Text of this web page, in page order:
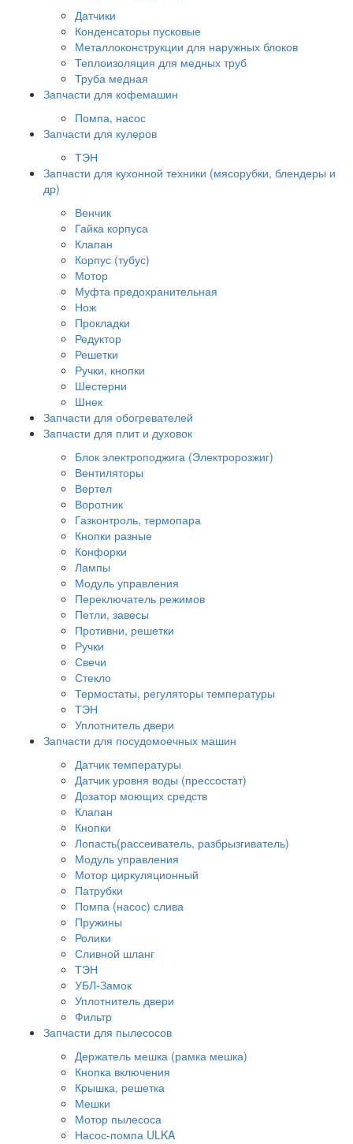
Датчики
Конденсаторы пусковые
Металлоконструкции для наружных блоков
Теплоизоляция для медных труб
Труба медная
Запчасти для кофемашин
Помпа, насос
Запчасти для кулеров
ТЭН
Запчасти для кухонной техники (мясорубки, блендеры и
др)
Венчик
Гайка корпуса
Клапан
Корпус (тубус)
Мотор
Муфта предохранительная
Нож
Прокладки
Редуктор
Решетки
Ручки, кнопки
Шестерни
Шнек
Запчасти для обогревателей
Запчасти для плит и духовок
Блок электроподжига (Электророзжиг)
Вентиляторы
Вертел
Воротник
Газконтроль, термопара
Кнопки разные
Конфорки
Лампы
Модуль управления
Переключатель режимов
Петли, завесы
Противни, решетки
Ручки
Свечи
Стекло
Термостаты, регуляторы температуры
ТЭН
Уплотнитель двери
Запчасти для посудомоечных машин
Датчик температуры
Датчик уровня воды (прессостат)
Дозатор моющих средств
Клапан
Кнопки
Лопасть(рассеиватель, разбрызгиватель)
Модуль управления
Мотор циркуляционный
Патрубки
Помпа (насос) слива
Пружины
Ролики
Сливной шланг
ТЭН
УБЛ-Замок
Уплотнитель двери
Фильтр
Запчасти для пылесосов
Держатель мешка (рамка мешка)
Кнопка включения
Крышка, решетка
Мешки
Мотор пылесоса
Насос-помпа ULKA